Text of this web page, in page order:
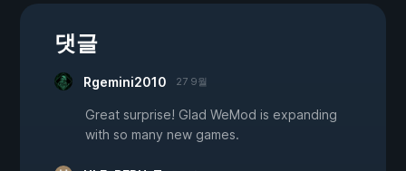
댓글
Rgemini2010 27 9월
Great surprise! Glad WeMod is expanding
with so many new games.